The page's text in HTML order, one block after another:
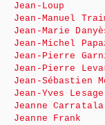
Jean-Loup
Jean-Manuel
Jean-Marie
Jean-Michel
Jean-Pierre
Jean-Pierre
Jean-Sébastien
Jean-Yves Lesage
Jeanne Carratala
Jeanne Frank